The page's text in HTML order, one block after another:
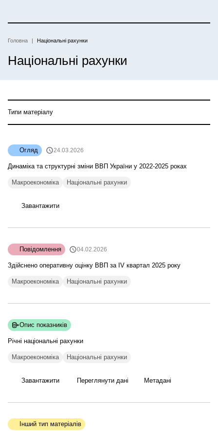
основного
Рядок
навіґації
Головна Національні рахунки
Національні рахунки
Типи матеріалу
Огляд 24.03.2026
Динаміка та структурні зміни ВВП України у 2022-2025 роках
Макроекономіка Національні рахунки
Завантажити
Повідомлення 04.02.2026
Здійснено оперативну оцінку ВВП за IV квартал 2025 року
Макроекономіка Національні рахунки
Опис показників
Річні національні рахунки
Макроекономіка Національні рахунки
Завантажити Переглянути дані Метадані
Інший тип матеріалів